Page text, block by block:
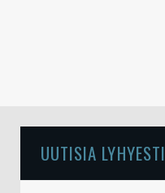
UUTISIA LYHYESTI